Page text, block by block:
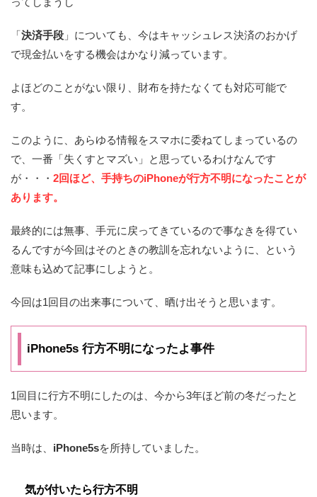
「決済手段 」についても、今はキャッシュレス決済のおかげ
で現金払いをする機会はかなり減っています。
よほどのことがない限り、財布を持たなくても対応可能で
す。
このように、あらゆる情報をスマホに委ねてしまっているの
で、一番「失くすとマズい」と思っているわけなんです
が・・・ 2回ほど、手持ちのiPhoneが行方不明になったことが
あります。
最終的には無事、手元に戻ってきているので事なきを得てい
るんですが今回はそのときの教訓を忘れないように、という
意味も込めて記事にしようと。
今回は1回目の出来事について、晒け出そうと思います。
iPhone5s 行方不明になったよ事件
1回目に行方不明にしたのは、今から3年ほど前の冬だったと
思います。
当時は、 iPhone5sを所持していました。
気が付いたら行方不明